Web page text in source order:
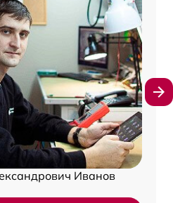
Иванов